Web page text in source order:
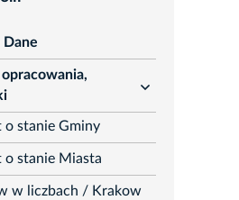
opracowania,
o stanie Gminy
o stanie Miasta
w liczbach / Krakow